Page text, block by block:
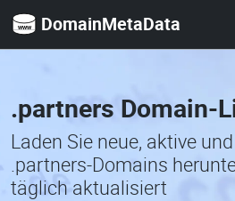
DomainMetaData
.partners Domain-
Laden Sie neue, aktive
.partners-Domains
täglich aktualisiert